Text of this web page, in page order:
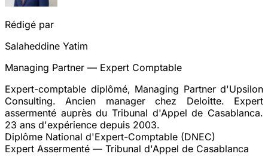
Rédigé par
Salaheddine Yatim
Managing Partner — Expert Comptable
Expert-comptable diplômé, Managing Partner d'Upsilon
Consulting. Ancien manager chez Deloitte. Expert
assermenté auprès du Tribunal d'Appel de Casablanca.
23 ans d'expérience depuis 2003.
Diplôme National d'Expert-Comptable (DNEC)
Expert Assermenté — Tribunal d'Appel de Casablanca